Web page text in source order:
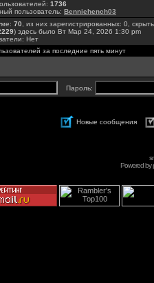
1736
пользователь: Benniehench03
70 , из них зарегистрированных: 0,
) здесь было Вт Мар 24, 2026 1:30 pm
Нет
за последние пять минут
Пароль:
Новые сообщения
Powered by